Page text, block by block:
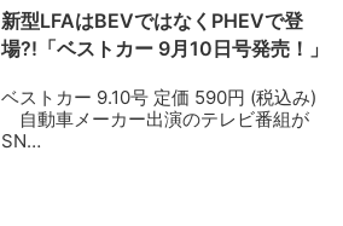
新型LFAはBEVではなくPHEVで登
場?!「ベストカー 9月10日号発売！」
ベストカー 9.10号 定価 590円 (税込み)
自動車メーカー出演のテレビ番組が
SN…